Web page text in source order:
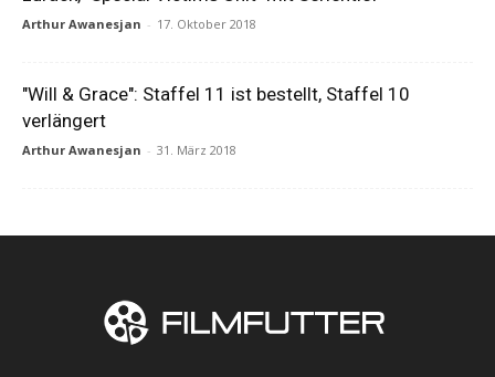
Arthur Awanesjan - 17. Oktober 2018
"Will & Grace": Staffel 11 ist bestellt, Staffel 10
verlängert
Arthur Awanesjan - 31. März 2018